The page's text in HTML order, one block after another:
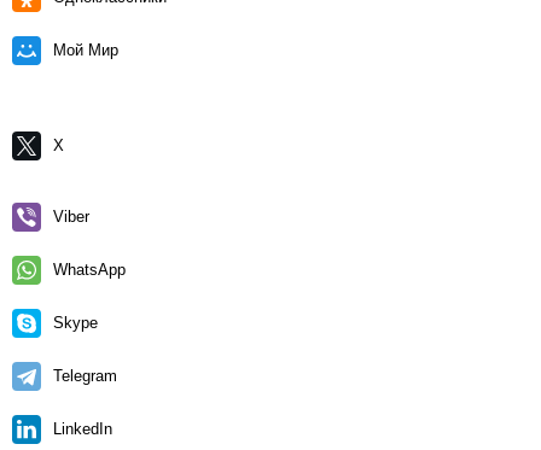
Мой Мир
X
Viber
WhatsApp
Skype
Telegram
LinkedIn